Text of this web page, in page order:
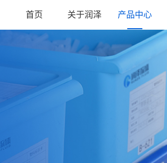
首页 关于润泽 产品中心